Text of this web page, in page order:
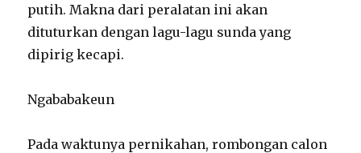
putih. Makna dari peralatan ini akan
dituturkan dengan lagu-lagu sunda yang
dipirig kecapi.
Ngababakeun
Pada waktunya pernikahan, rombongan calon